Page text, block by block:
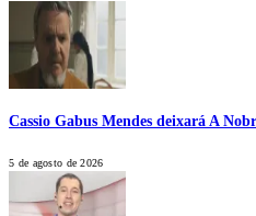
Cassio Gabus Mendes deixará A
5 de agosto de 2026